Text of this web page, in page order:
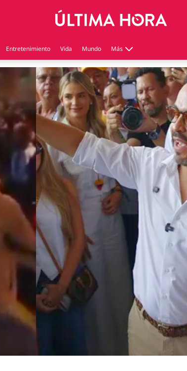
Entretenimiento Vida Mundo Más
Virales
Tecnología
Economía
Estilo de vida
Contenido patrocinado
Instagram